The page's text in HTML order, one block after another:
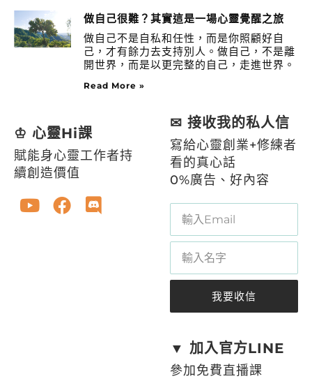
做自己很難？其實這是一場心靈覺醒之旅
做自己不是自私和任性，而是你照顧好自
己，才有餘力去支持別人。做自己，不是離
開世界，而是以更完整的自己，走進世界。
Read More »
♔ 心靈Hi課
賦能身心靈工作者持
續創造價值
✉ 接收我的私人信
寫給心靈創業+修練者
看的真心話
0%廣告、好內容
我要收信
t
r
▼ 加入官方LINE
參加免費直播課